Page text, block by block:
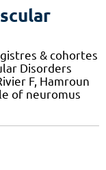
& cohortes
Disorders
F, Hamroun
of neuromus